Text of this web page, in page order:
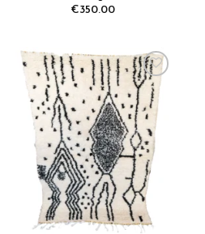
€350.00